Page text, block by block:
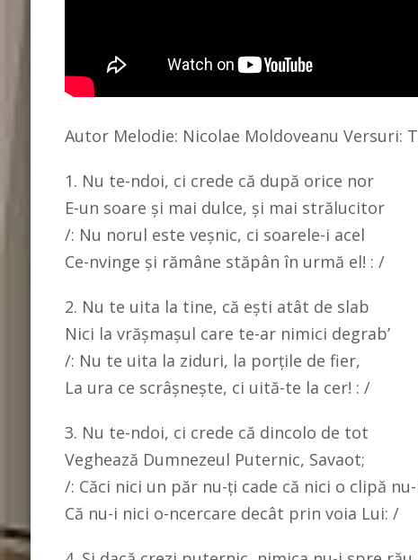
Autor Melodie: Nicolae Moldoveanu Versuri:
1. Nu te-ndoi, ci crede că după orice nor
E-un soare şi mai dulce, şi mai strălucitor
/: Nu norul este veşnic, ci soarele-i acel
Ce-nvinge şi rămâne stăpân în urmă el! : /
2. Nu te uita la tine, că eşti atât de slab
Nici la vrăşmaşul care te-ar nimici degrab’
/: Nu te uita la ziduri, la porţile de fier,
La ura ce scrâşneşte, ci uită-te la cer! : /
3. Nu te-ndoi, ci crede că dincolo de tot
Veghează Dumnezeul Puternic, Savaot;
/: Căci nici un păr nu-ţi cade că nici o clipă
Că nu-i nici o-ncercare decât prin voia Lui: /